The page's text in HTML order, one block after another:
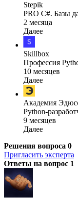
Stepik
PRO C#. Базы
2 месяца
Далее
Skillbox
Профессия
10 месяцев
Далее
Академия
Python-
9 месяцев
Далее
Решения вопроса 0
Пригласить эксперта
Ответы на вопрос 1